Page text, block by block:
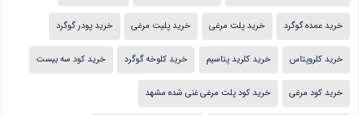
خرید عمده گوگرد خرید پلت مرغی خرید پلیت مرغی خرید پودر گوگرد
خرید کلروپتاس خرید کلرید پتاسیم خرید کلوخه گوگرد خرید کود سه بیست
خرید کود مرغی خرید کود پلت مرغی غنی شده مشهد